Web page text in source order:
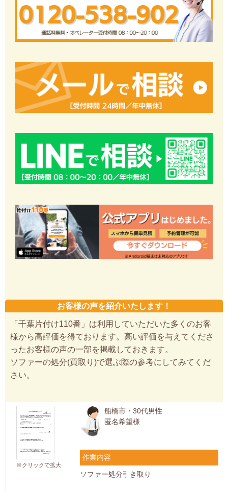
お客様の声を紹介いたします！
「千葉片付け110番」は利用していただいた多くのお客
様から高評価を得ております。高い評価を与えてくださ
ったお客様の声の一部を掲載しておきます。
ソファーの処分(買取り)で選ぶ際の参考にしてみてくだ
さい。
※クリックで拡大
船橋市・30代男性
匿名希望様
作業内容
ソファー処分引き取り